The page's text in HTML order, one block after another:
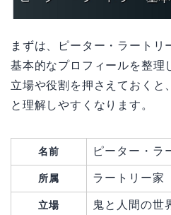
まずは、ピーター・ラートリ
基本的なプロフィールを整理
立場や役割を押さえておくと
と理解しやすくなります。
名前 ピーター・ラ
所属 ラートリー家
立場 鬼と人間の世